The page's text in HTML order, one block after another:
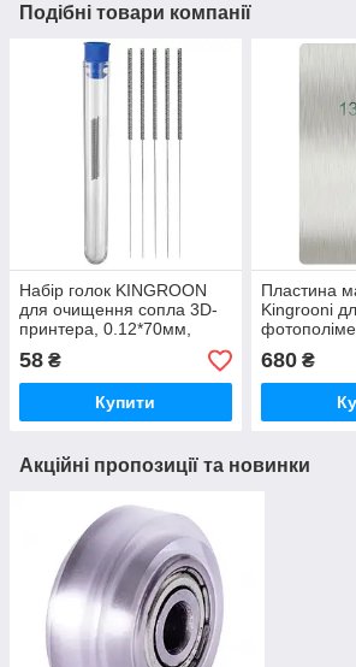
Подібні товари компанії
Набір голок KINGROON
для очищення сопла 3D-
принтера, 0.12*70мм,
нержавіюча сталь, 5шт
58 ₴
Купити
Пластина
Kingroonі
принтера,
сталь,
680₴
Акційні пропозиції та новинки